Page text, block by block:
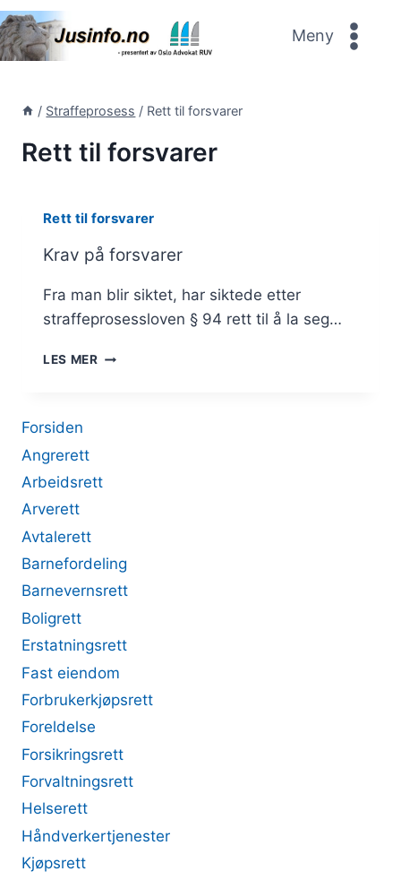
Skip
to
content
Meny
/ Straffeprosess / Rett til forsvarer
Rett til forsvarer
Rett til forsvarer
Krav på forsvarer
Fra man blir siktet, har siktede etter
straffeprosessloven § 94 rett til å la seg…
LES MERKRAV
Forsiden
Angrerett
Arbeidsrett
Arverett
Avtalerett
Barnefordeling
Barnevernsrett
Boligrett
Erstatningsrett
Fast eiendom
Forbrukerkjøpsrett
Foreldelse
Forsikringsrett
Forvaltningsrett
Helserett
Håndverkertjenester
Kjøpsrett